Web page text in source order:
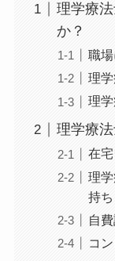
理学療
か？
職
理
理
理学療
在
理
持ち
自
コ